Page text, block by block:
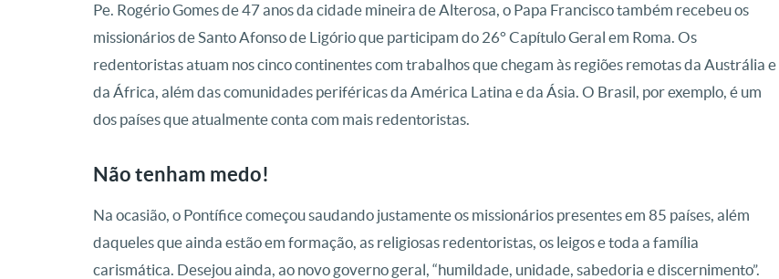
Pe. Rogério Gomes de 47 anos da cidade mineira de Alterosa, o Papa Francisco também recebeu os
missionários de Santo Afonso de Ligório que participam do 26° Capítulo Geral em Roma. Os
redentoristas atuam nos cinco continentes com trabalhos que chegam às regiões remotas da Austrália e
da África, além das comunidades periféricas da América Latina e da Ásia. O Brasil, por exemplo, é um
dos países que atualmente conta com mais redentoristas.
Não tenham medo!
Na ocasião, o Pontífice começou saudando justamente os missionários presentes em 85 países, além
daqueles que ainda estão em formação, as religiosas redentoristas, os leigos e toda a família
carismática. Desejou ainda, ao novo governo geral, “humildade, unidade, sabedoria e discernimento”.